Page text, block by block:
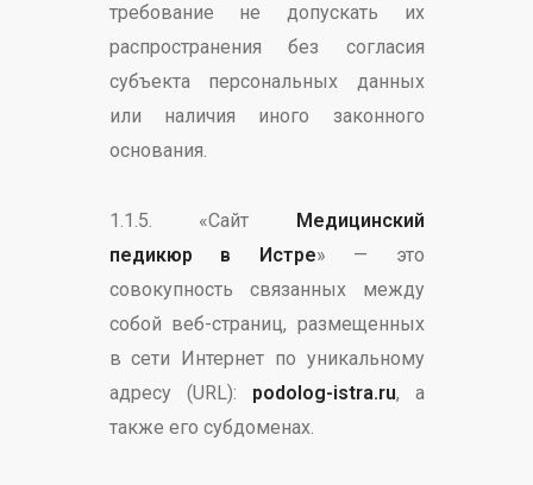
требование не допускать их
распространения без согласия
субъекта персональных данных
или наличия иного законного
основания.
1.1.5. «Сайт Медицинский
педикюр в Истре» — это
совокупность связанных между
собой веб-страниц, размещенных
в сети Интернет по уникальному
адресу (URL): podolog-istra.ru, а
также его субдоменах.